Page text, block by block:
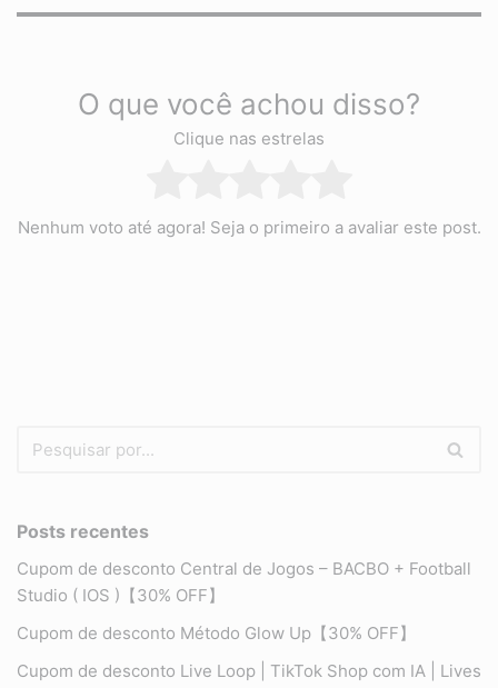
O que você achou disso?
Clique nas estrelas
Nenhum voto até agora! Seja o primeiro a avaliar este post.
Posts recentes
Cupom de desconto Central de Jogos – BACBO + Football
Studio ( IOS )【30% OFF】
Cupom de desconto Método Glow Up【30% OFF】
Cupom de desconto Live Loop | TikTok Shop com IA | Lives